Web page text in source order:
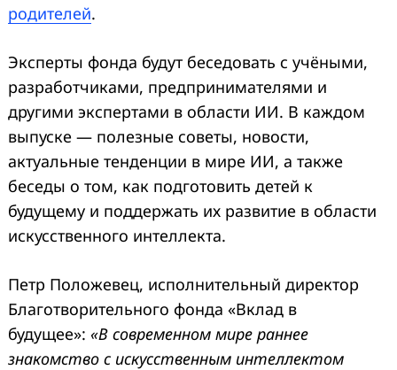
родителей.
Эксперты фонда будут беседовать с учёными,
разработчиками, предпринимателями и
другими экспертами в области ИИ. В каждом
выпуске ― полезные советы, новости,
актуальные тенденции в мире ИИ, а также
беседы о том, как подготовить детей к
будущему и поддержать их развитие в области
искусственного интеллекта.
Петр Положевец, исполнительный директор
Благотворительного фонда «Вклад в
будущее»: «В современном мире раннее
знакомство с искусственным интеллектом